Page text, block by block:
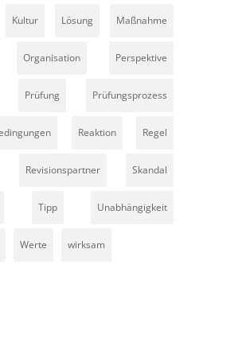
Kultur Lösung Maßnahme
Organisation Perspektive
Prüfung Prüfungsprozess
Reaktion Regel
Revisionspartner Skandal
Tipp Unabhängigkeit
Werte wirksam